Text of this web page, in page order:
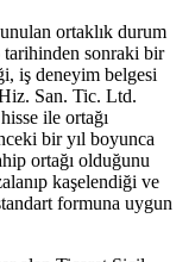
ortaklık durum
sonraki bir
iş deneyim belgesi
San. Tic. Ltd.
ile ortağı
bir yıl boyunca
ortağı olduğunu
kaşelendiği ve
formuna uygun